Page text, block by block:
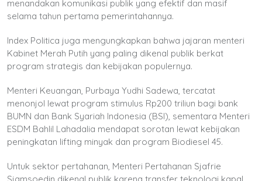
menandakan komunikasi publik yang efektif dan masif
selama tahun pertama pemerintahannya.
Index Politica juga mengungkapkan bahwa jajaran menteri
Kabinet Merah Putih yang paling dikenal publik berkat
program strategis dan kebijakan populernya.
Menteri Keuangan, Purbaya Yudhi Sadewa, tercatat
menonjol lewat program stimulus Rp200 triliun bagi bank
BUMN dan Bank Syariah Indonesia (BSI), sementara Menteri
ESDM Bahlil Lahadalia mendapat sorotan lewat kebijakan
peningkatan lifting minyak dan program Biodiesel 45.
Untuk sektor pertahanan, Menteri Pertahanan Sjafrie